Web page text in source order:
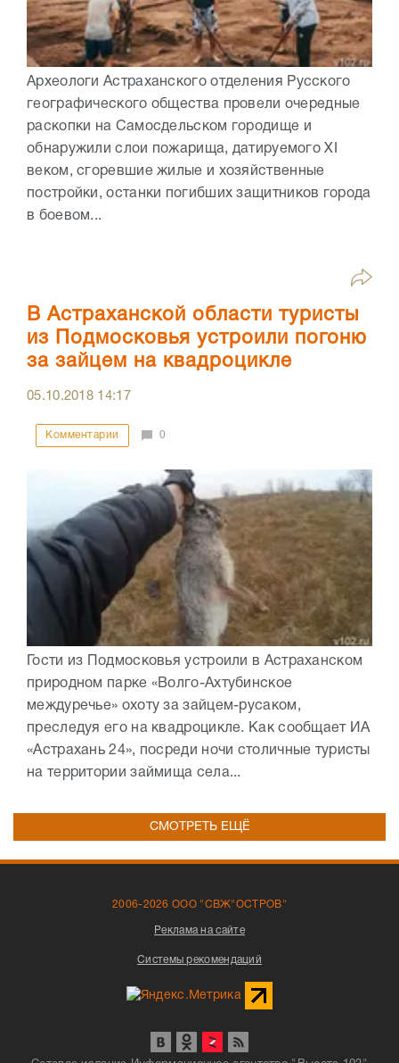
Археологи Астраханского отделения Русского
географического общества провели очередные
раскопки на Самосдельском городище и
обнаружили слои пожарища, датируемого XI
веком, сгоревшие жилые и хозяйственные
постройки, останки погибших защитников города
в боевом...
В Астраханской области туристы
из Подмосковья устроили погоню
за зайцем на квадроцикле
05.10.2018 14:17
Комментарии 0
Гости из Подмосковья устроили в Астраханском
природном парке «Волго-Ахтубинское
междуречье» охоту за зайцем-русаком,
преследуя его на квадроцикле. Как сообщает ИА
«Астрахань 24», посреди ночи столичные туристы
на территории займища села...
СМОТРЕТЬ ЕЩЁ
2006-2026 ООО "СВЖ"ОСТРОВ"
Реклама на сайте
Системы рекомендаций